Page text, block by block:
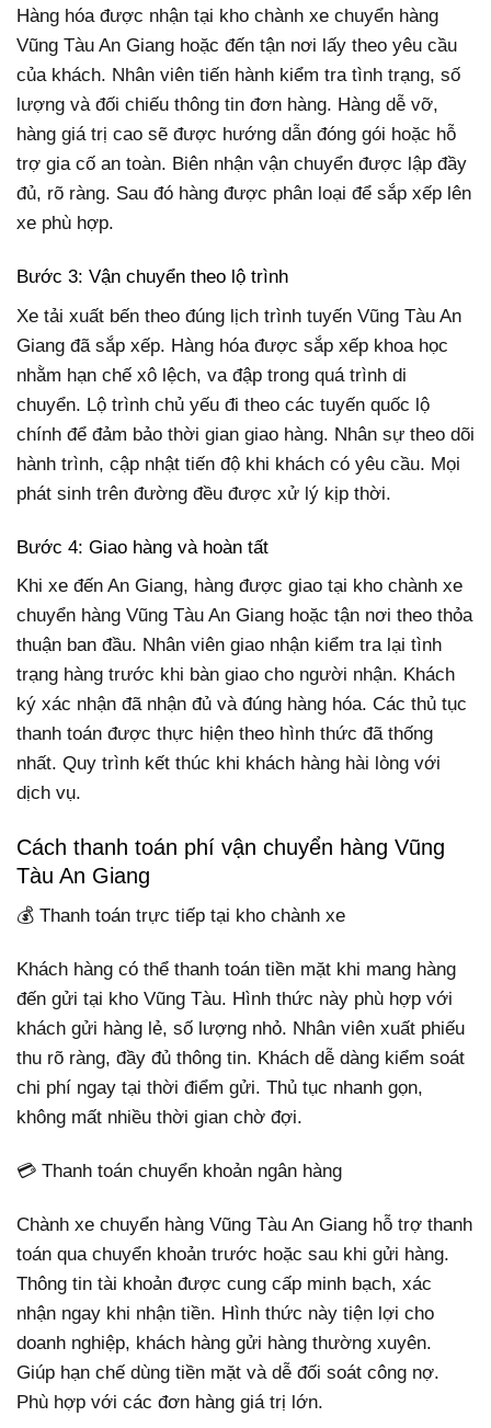
Hàng hóa được nhận tại kho chành xe chuyển hàng
Vũng Tàu An Giang hoặc đến tận nơi lấy theo yêu cầu
của khách. Nhân viên tiến hành kiểm tra tình trạng, số
lượng và đối chiếu thông tin đơn hàng. Hàng dễ vỡ,
hàng giá trị cao sẽ được hướng dẫn đóng gói hoặc hỗ
trợ gia cố an toàn. Biên nhận vận chuyển được lập đầy
đủ, rõ ràng. Sau đó hàng được phân loại để sắp xếp lên
xe phù hợp.
Bước 3: Vận chuyển theo lộ trình
Xe tải xuất bến theo đúng lịch trình tuyến Vũng Tàu An
Giang đã sắp xếp. Hàng hóa được sắp xếp khoa học
nhằm hạn chế xô lệch, va đập trong quá trình di
chuyển. Lộ trình chủ yếu đi theo các tuyến quốc lộ
chính để đảm bảo thời gian giao hàng. Nhân sự theo dõi
hành trình, cập nhật tiến độ khi khách có yêu cầu. Mọi
phát sinh trên đường đều được xử lý kịp thời.
Bước 4: Giao hàng và hoàn tất
Khi xe đến An Giang, hàng được giao tại kho chành xe
chuyển hàng Vũng Tàu An Giang hoặc tận nơi theo thỏa
thuận ban đầu. Nhân viên giao nhận kiểm tra lại tình
trạng hàng trước khi bàn giao cho người nhận. Khách
ký xác nhận đã nhận đủ và đúng hàng hóa. Các thủ tục
thanh toán được thực hiện theo hình thức đã thống
nhất. Quy trình kết thúc khi khách hàng hài lòng với
dịch vụ.
Cách thanh toán phí vận chuyển hàng Vũng
Tàu An Giang
💰 Thanh toán trực tiếp tại kho chành xe
Khách hàng có thể thanh toán tiền mặt khi mang hàng
đến gửi tại kho Vũng Tàu. Hình thức này phù hợp với
khách gửi hàng lẻ, số lượng nhỏ. Nhân viên xuất phiếu
thu rõ ràng, đầy đủ thông tin. Khách dễ dàng kiểm soát
chi phí ngay tại thời điểm gửi. Thủ tục nhanh gọn,
không mất nhiều thời gian chờ đợi.
💳 Thanh toán chuyển khoản ngân hàng
Chành xe chuyển hàng Vũng Tàu An Giang hỗ trợ thanh
toán qua chuyển khoản trước hoặc sau khi gửi hàng.
Thông tin tài khoản được cung cấp minh bạch, xác
nhận ngay khi nhận tiền. Hình thức này tiện lợi cho
doanh nghiệp, khách hàng gửi hàng thường xuyên.
Giúp hạn chế dùng tiền mặt và dễ đối soát công nợ.
Phù hợp với các đơn hàng giá trị lớn.